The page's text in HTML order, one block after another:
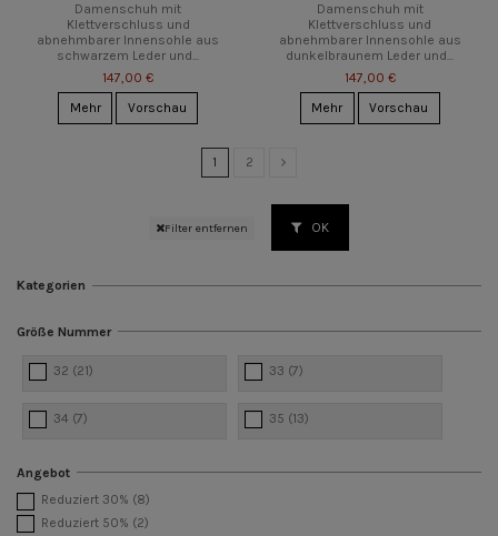
Damenschuh mit
Klettverschluss und
abnehmbarer Innensohle aus
schwarzem Leder und...
147,00 €
Mehr
Vorschau
Damenschuh mit
Klettverschluss und
abnehmbarer Innensohle aus
dunkelbraunem Leder und...
147,00 €
Mehr
Vorschau
1 2
Filter entfernen OK
Kategorien
Größe Nummer
32 (21) 33 (7)
34 (7) 35 (13)
Angebot
Reduziert 30% (8)
Reduziert 50% (2)